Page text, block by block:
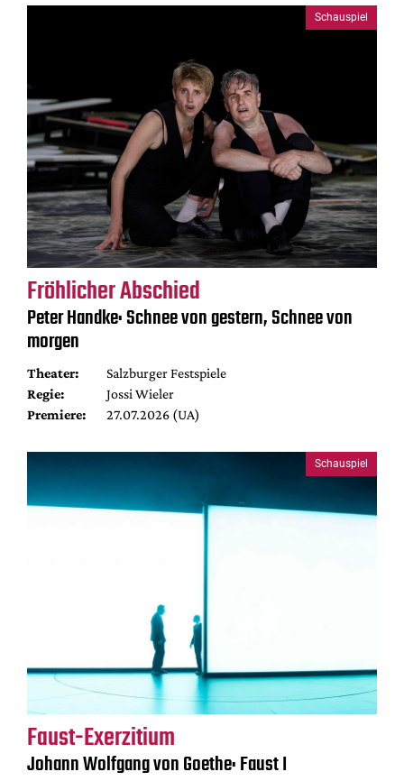
Schauspiel
Fröhlicher Abschied
Peter Handke: Schnee von gestern, Schnee von
morgen
Theater:
Salzburger Festspiele
Regie:
Jossi Wieler
Premiere:
27.07.2026 (UA)
Schauspiel
Faust-Exerzitium
Johann Wolfgang von Goethe: Faust I